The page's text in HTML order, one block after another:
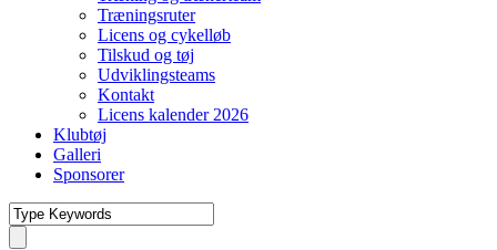
Træningsruter
Licens og cykelløb
Tilskud og tøj
Udviklingsteams
Kontakt
Licens kalender 2026
Klubtøj
Galleri
Sponsorer